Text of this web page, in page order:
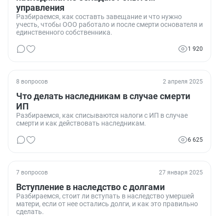
управления
Разбираемся, как составть завещание и что нужно
учесть, чтобы ООО работало и после смерти основателя и
единственного собственника.
1 920
8 вопросов 2 апреля 2025
Что делать наследникам в случае смерти
ИП
Разбираемся, как списываются налоги с ИП в случае
смерти и как действовать наследникам.
6 625
7 вопросов 27 января 2025
Вступление в наследство с долгами
Разбираемся, стоит ли вступать в наследство умершей
матери, если от нее остались долги, и как это правильно
сделать.